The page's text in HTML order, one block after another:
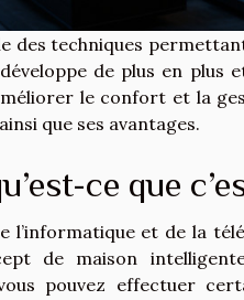
des techniques
de plus en
le confort et la
que ses avantages.
ce que
l’informatique et de la
de maison
pouvez effectuer